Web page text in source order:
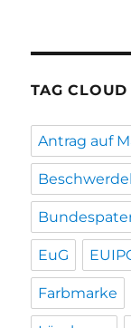
TAG CLOUD
Antrag auf
EuG
Farbmarke